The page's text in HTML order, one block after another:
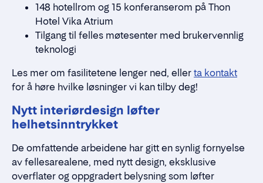
148 hotellrom og 15 konferanserom på Thon
Hotel Vika Atrium
Tilgang til felles møtesenter med brukervennlig
teknologi
Les mer om fasilitetene lenger ned, eller ta kontakt
for å høre hvilke løsninger vi kan tilby deg!
Nytt interiørdesign løfter
helhetsinntrykket
De omfattende arbeidene har gitt en synlig fornyelse
av fellesarealene, med nytt design, eksklusive
overflater og oppgradert belysning som løfter